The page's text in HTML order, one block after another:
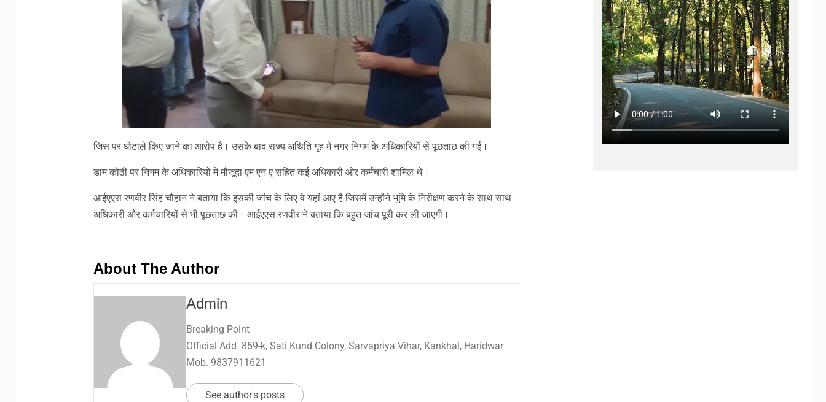
जिस पर घोटाले किए जाने का आरोप है। उसके बाद राज्य अथिति गृह में नगर निगम के अधिकारियों से पूछताछ की गई।
डाम कोठी पर निगम के अधिकारियों में मौजूदा एम एन ए सहित कई अधिकारी ओर कर्मचारी शामिल थे।
आईएएस रणवीर सिंह चौहान ने बताया कि इसकी जांच के लिए वे यहां आए है जिसमें उन्होंने भूमि के निरीक्षण करने के साथ साथ
अधिकारी और कर्मचारियों से भी पूछताछ की। आईएएस रणवीर ने बताया कि बहुत जांच पूरी कर ली जाएगी।
About The Author
Admin
Breaking Point
Official Add. 859-k, Sati Kund Colony, Sarvapriya Vihar, Kankhal, Haridwar
Mob. 9837911621
See author's posts